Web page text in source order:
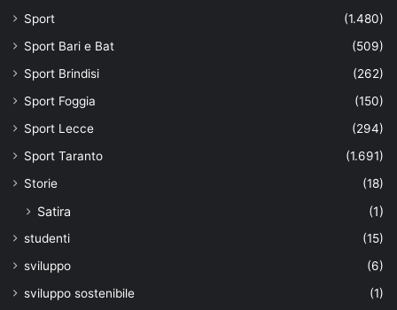
Sport
(1.480)
Sport Bari e Bat
(509)
Sport Brindisi
(262)
Sport Foggia
(150)
Sport Lecce
(294)
Sport Taranto
(1.691)
Storie
(18)
Satira (1)
studenti
(15)
sviluppo
(6)
sviluppo sostenibile
(1)